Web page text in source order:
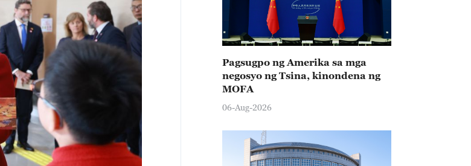
Pagsugpo ng Amerika sa mga
negosyo ng Tsina, kinondena ng
MOFA
06-Aug-2026